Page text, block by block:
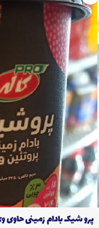
پرو شیک بادام زمینی حاوی